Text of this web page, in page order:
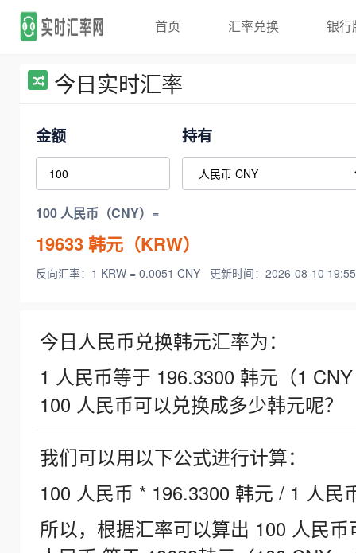
首页 汇率兑换 银行
今日实时汇率
金额 持有
100 人民币（CNY）=
19633韩元（KRW）
反向汇率：1 KRW = 0.0051 CNY 更新时间：2026-08-10
今日人民币兑换韩元汇率为：
1 人民币等于 196.3300 韩元（1
100 人民币可以兑换成多少韩元呢？
我们可以用以下公式进行计算：
100 人民币 * 196.3300 韩元 / 1 人民
所以，根据汇率可以算出 100 人民